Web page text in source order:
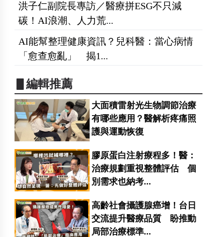
洪子仁副院長專訪／醫療拼ESG不只減
碳！AI浪潮、人力荒...
AI能幫整理健康資訊？兒科醫：當心病情
「愈查愈亂」 揭1...
▋編輯推薦
大面積雷射光生物調節治療
有哪些應用？醫解析疼痛照
護與運動恢復
膠原蛋白注射療程多！醫：
治療規劃重視整體評估 個
別需求也納考...
高齡社會攝護腺癌增！台日
交流提升醫療品質 盼推動
局部治療標準...